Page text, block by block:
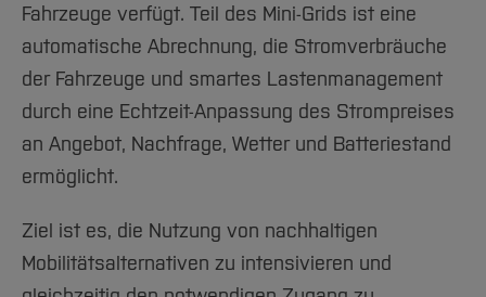
Fahrzeuge verfügt. Teil des Mini-Grids ist eine
automatische Abrechnung, die Stromverbräuche
der Fahrzeuge und smartes Lastenmanagement
durch eine Echtzeit-Anpassung des Strompreises
an Angebot, Nachfrage, Wetter und Batteriestand
ermöglicht.
Ziel ist es, die Nutzung von nachhaltigen
Mobilitätsalternativen zu intensivieren und